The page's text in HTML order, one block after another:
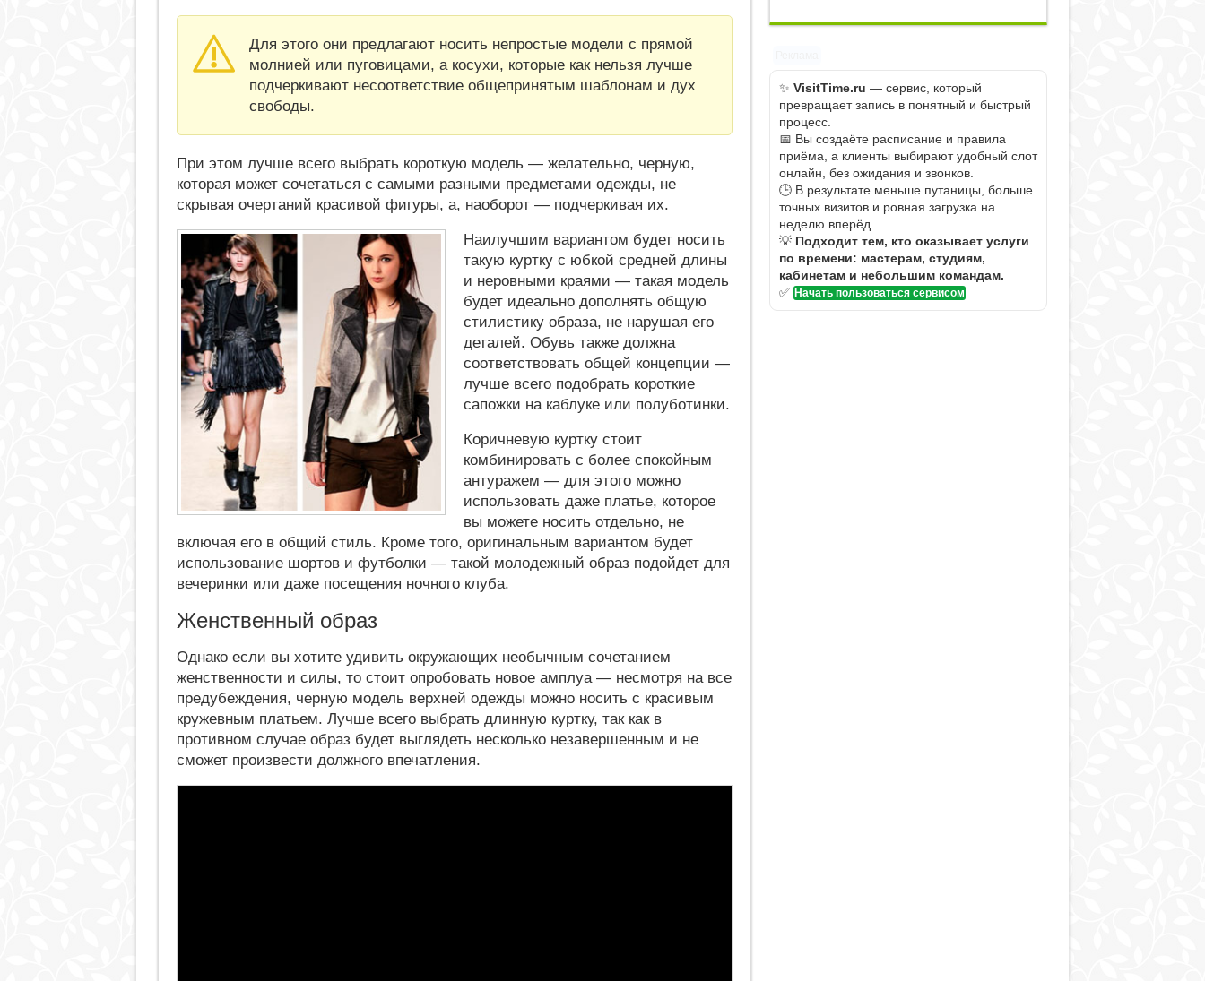
Для этого они предлагают носить непростые модели с прямой
молнией или пуговицами, а косухи, которые как нельзя лучше
подчеркивают несоответствие общепринятым шаблонам и дух
свободы.
При этом лучше всего выбрать короткую модель — желательно, черную,
которая может сочетаться с самыми разными предметами одежды, не
скрывая очертаний красивой фигуры, а, наоборот — подчеркивая их.
Наилучшим вариантом будет носить
такую куртку с юбкой средней длины
и неровными краями — такая модель
будет идеально дополнять общую
стилистику образа, не нарушая его
деталей. Обувь также должна
соответствовать общей концепции —
лучше всего подобрать короткие
сапожки на каблуке или полуботинки.
Коричневую куртку стоит
комбинировать с более спокойным
антуражем — для этого можно
использовать даже платье, которое
вы можете носить отдельно, не
включая его в общий стиль. Кроме того, оригинальным вариантом будет
использование шортов и футболки — такой молодежный образ подойдет для
вечеринки или даже посещения ночного клуба.
Женственный образ
Однако если вы хотите удивить окружающих необычным сочетанием
женственности и силы, то стоит опробовать новое амплуа — несмотря на все
предубеждения, черную модель верхней одежды можно носить с красивым
кружевным платьем. Лучше всего выбрать длинную куртку, так как в
противном случае образ будет выглядеть несколько незавершенным и не
сможет произвести должного впечатления.
✨ VisitTime.ru — сервис, который
превращает запись в понятный и быстрый
процесс.
📅 Вы создаёте расписание и правила
приёма, а клиенты выбирают удобный слот
онлайн, без ожидания и звонков.
🕒 В результате меньше путаницы, больше
точных визитов и ровная загрузка на
неделю вперёд.
💡 Подходит тем, кто оказывает услуги
по времени: мастерам, студиям,
кабинетам и небольшим командам.
✅ Начать пользоваться сервисом